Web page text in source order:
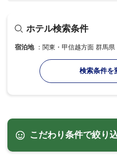
ホテル検索条件
宿泊地 関東・甲信越方面 群馬県
検索条件を
こだわり条件で絞り